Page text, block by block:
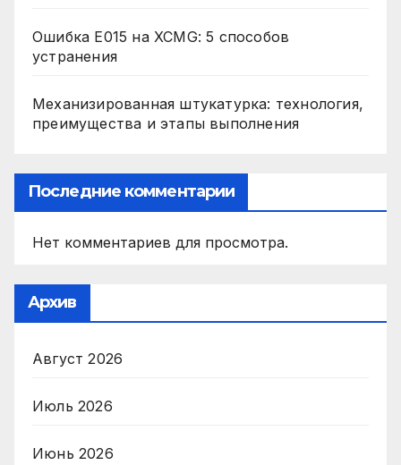
Ошибка E015 на XCMG: 5 способов
устранения
Механизированная штукатурка: технология,
преимущества и этапы выполнения
Последние комментарии
Нет комментариев для просмотра.
Архив
Август 2026
Июль 2026
Июнь 2026